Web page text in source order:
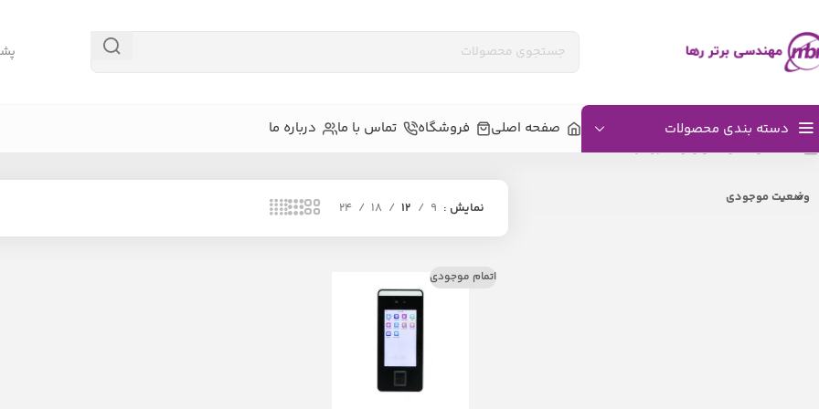
دسته بندی محصولات
دستگاه‌های تشخیص چهره
صفحه اصلی فروشگاه تماس با ما درباره ما
خانه گیت‌های امنیتی و کنترل تردد
وضعیت موجودی
نمایش 9
12
18
24
اتمام موجودی